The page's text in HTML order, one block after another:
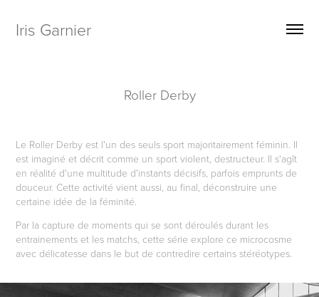
Iris Garnier
Roller Derby
Le Roller Derby est l'un des seuls sport majoritairement féminin. Il
est imaginé et décrit comme un sport violent, destructeur. Il s'agît
en réalité d'une multitude d'instants décisifs, parfois emprunts de
douceur. Cette activité vient aussi, au final, déconstruire une
certaine idée de la féminité.
Par la capture de moments qui se sont déroulés durant les
entrainements et les matchs, cette série explore ce microcosme
avec délicatesse dans le but de contredire certains stéréotypes.